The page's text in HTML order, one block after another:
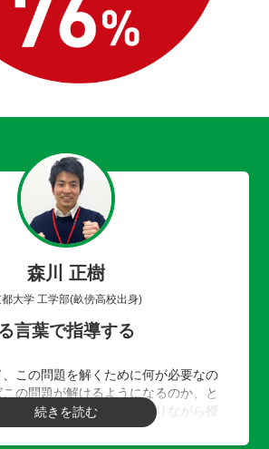
森川 正樹
大学 工学部(畝傍高校出身)
言葉で指導する
この問題を解くために何が必要なの
の問題が解けるようになるのか、と
リアクションを見て、探りながら授
。そのわからない根本的な部分を生徒